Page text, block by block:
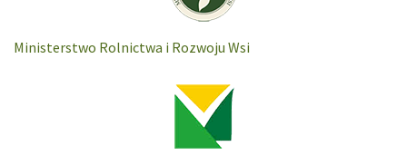
Ministerstwo Rolnictwa i Rozwoju Wsi